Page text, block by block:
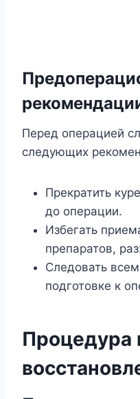
Перед операцией
следующих
Прекратить
до операции.
Избегать
препаратов,
Следовать
подготовке к
Процедура